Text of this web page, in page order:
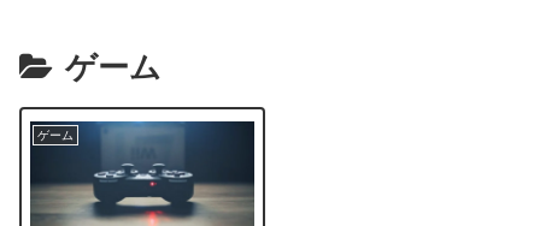
ゲーム
ゲーム